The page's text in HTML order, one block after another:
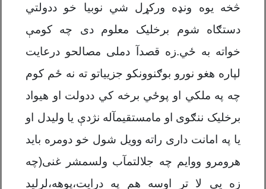
څخه یوه ونډه ورکړل شي نوبیا خو ددولتي
دستګاه شوم برخلیک معلوم دی چه کومې
خواته به ځي.زه قصدآ دملی مصالحو درعایت
لپاره هغو نورو بوګنوونکو جزییاتو ته نه ځم کوم
چه په ملکي او پوځي برخه کي ددولت او هیواد
برخلیک ننګوی او مامستقیمآله نژدې یا ولیدل او
یا په امانت داری راته وویل شول خو دومره باید
هرومرو ووایم چه جلالتمآب ولسمشر غنی(چه
زه یی لا تر اوسه هم په درایت،پوهه،لرلید